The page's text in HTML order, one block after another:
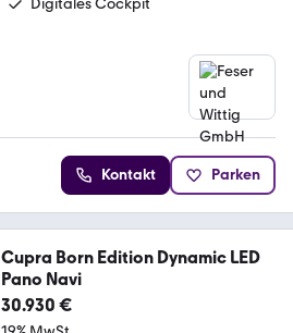
Digitales Cockpit
Kontakt Parken
Cupra Born Edition Dynamic LED
Pano Navi
30.930 €